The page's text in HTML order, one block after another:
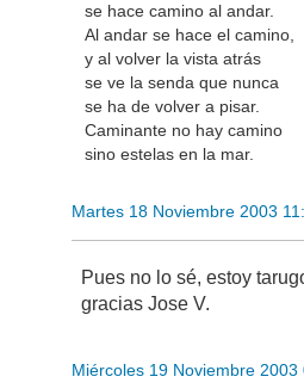
se hace camino al andar.
Al andar se hace el camino,
y al volver la vista atrás
se ve la senda que nunca
se ha de volver a pisar.
Caminante no hay camino
sino estelas en la mar.
Martes 18 Noviembre 2003
Pues no lo sé, estoy
gracias Jose V.
Miércoles 19 Noviembre 2003